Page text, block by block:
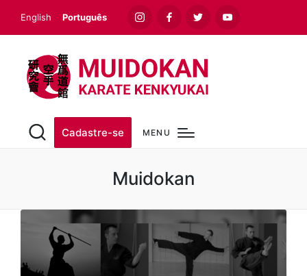
English Português
InstagramFacebookTwitterYoutube
Cadastre-se MENU
Muidokan